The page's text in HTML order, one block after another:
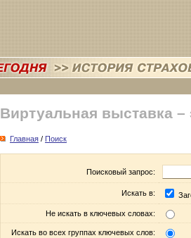
Виртуальная выставка –
Главная / Поиск
Поисковый запрос:
Искать в:
Не искать в ключевых словах:
Искать во всех группах ключевых слов: